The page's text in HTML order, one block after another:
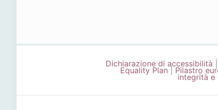
3
1-
2
Dichiarazione di accessibilità
Equality Plan Pilastro
integrità e